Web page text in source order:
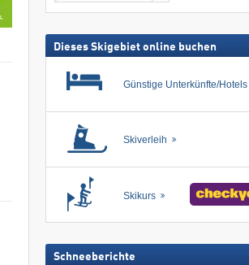
Dieses Skigebiet online buchen
Günstige Unterkünfte/Hotels
Skiverleih
Skikurs
Schneeberichte